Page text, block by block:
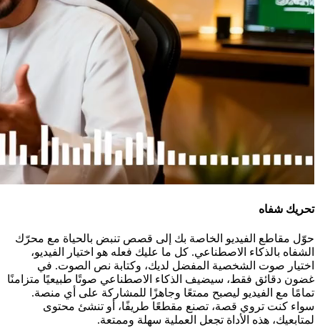
تحريك شفاه
حوّل مقاطع الفيديو الخاصة بك إلى قصص تنبض بالحياة مع محرّك
الشفاه بالذكاء الاصطناعي. كل ما عليك فعله هو اختيار الفيديو،
اختيار صوت الشخصية المفضل لديك، وكتابة نص الصوت. في
غضون دقائق فقط، سيضيف الذكاء الاصطناعي صوتًا طبيعيًا متزامنًا
تمامًا مع الفيديو ليصبح ممتعًا وجاهزًا للمشاركة على أي منصة.
سواء كنت تروي قصة، تصنع مقطعًا طريفًا، أو تنشئ محتوى
لمتابعيك، هذه الأداة تجعل العملية سهلة وممتعة.